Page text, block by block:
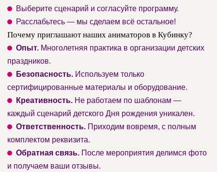
Выберите сценарий и согласуйте программу.
Расслабьтесь — мы сделаем всё остальное!
Почему приглашают наших аниматоров в Кубинку?
Опыт. Многолетняя практика в организации детских
праздников.
Безопасность. Используем только
сертифицированные материалы и оборудование.
Креативность. Не работаем по шаблонам —
каждый сценарий детского Дня рождения уникален.
Ответственность. Приходим вовремя, с полным
комплектом реквизита.
Обратная связь. После мероприятия делимся фото
и получаем ваши отзывы.